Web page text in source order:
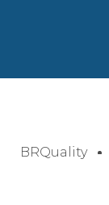
BRQuality